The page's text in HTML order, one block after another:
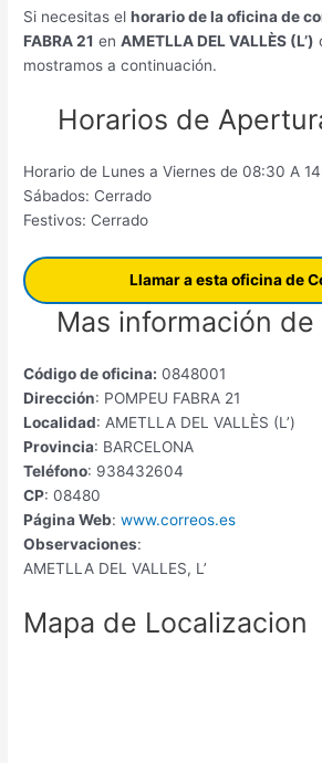
Si necesitas elhorario de la oficina de
FABRA 21 enAMETLLA DEL VALLÈS (L’)
mostramos a continuación.
Horarios de
Horario de Lunes a Viernes de 08:30 A
Sábados: Cerrado
Festivos: Cerrado
Llamar a esta oficina de
Mas información
Código de oficina: 0848001
Dirección: POMPEU FABRA 21
Localidad: AMETLLA DEL VALLÈS (L’)
Provincia: BARCELONA
Teléfono: 938432604
CP: 08480
Página Web: www.correos.es
Observaciones:
AMETLLA DEL VALLES, L’
Mapa de Localizacion